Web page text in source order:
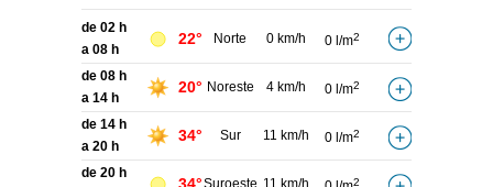
de 02 h
a 08 h
22° Norte 0 km/h 0 l/m2
de 08 h
a 14 h
20° Noreste 4 km/h 0 l/m2
de 14 h
a 20 h
34° Sur 11 km/h 0 l/m2
de 20 h
2